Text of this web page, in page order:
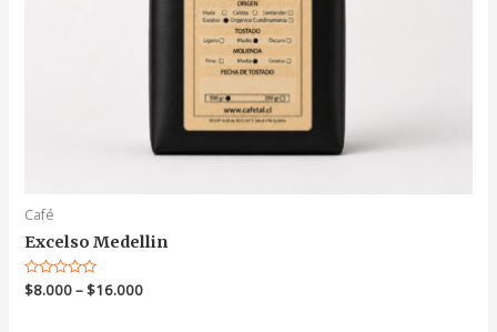
Café
Excelso Medellin
Valorado
en
$8.000–$16.000